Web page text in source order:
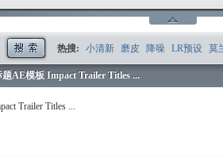
1 2 3 4 5 6
热搜: 小清新 磨皮 降噪 LR预设 莫
AE模板 Impact Trailer Titles ...
Trailer Titles ...